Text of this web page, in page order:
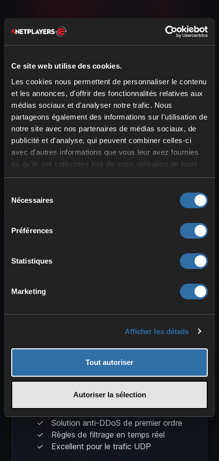
Ce site web utilise des cookies.
Les cookies nous permettent de personnaliser le contenu
et les annonces, d'offrir des fonctionnalités relatives aux
médias sociaux et d'analyser notre trafic. Nous
partageons également des informations sur l'utilisation de
notre site avec nos partenaires de médias sociaux, de
publicité et d'analyse, qui peuvent combiner celles-ci
avec d'autres informations que vous leur avez fournies
ou qu'ils ont collectées lors de votre utilisation de leurs
services.
Nécessaires
Préférences
Statistiques
Marketing
Afficher les détails
Tout autoriser
Autoriser la sélection
Protection contre les
DDoS
Jouez en toute sérénité grâce à notre
des performances maximales, sans arrêt en
cas d'attaque, et est inclus gratuitement dans
PROTECTION À PLUSIEURS
Centre de données Freenet
Performance maximale
CORERO SMARTWALL
Solution anti-DDoS de premier ordre
Règles de filtrage en temps réel
Excellent pour le trafic UDP